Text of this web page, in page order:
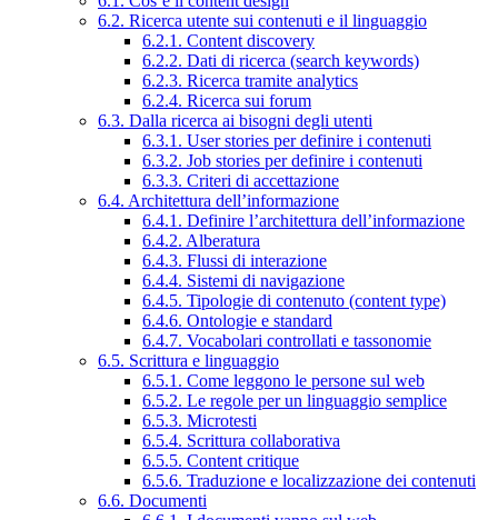
6.2. Ricerca utente sui contenuti e il linguaggio
6.2.1. Content discovery
6.2.2. Dati di ricerca (search keywords)
6.2.3. Ricerca tramite analytics
6.2.4. Ricerca sui forum
6.3. Dalla ricerca ai bisogni degli utenti
6.3.1. User stories per definire i contenuti
6.3.2. Job stories per definire i contenuti
6.3.3. Criteri di accettazione
6.4. Architettura dell’informazione
6.4.1. Definire l’architettura dell’informazione
6.4.2. Alberatura
6.4.3. Flussi di interazione
6.4.4. Sistemi di navigazione
6.4.5. Tipologie di contenuto (content type)
6.4.6. Ontologie e standard
6.4.7. Vocabolari controllati e tassonomie
6.5. Scrittura e linguaggio
6.5.1. Come leggono le persone sul web
6.5.2. Le regole per un linguaggio semplice
6.5.3. Microtesti
6.5.4. Scrittura collaborativa
6.5.5. Content critique
6.5.6. Traduzione e localizzazione dei contenuti
6.6. Documenti